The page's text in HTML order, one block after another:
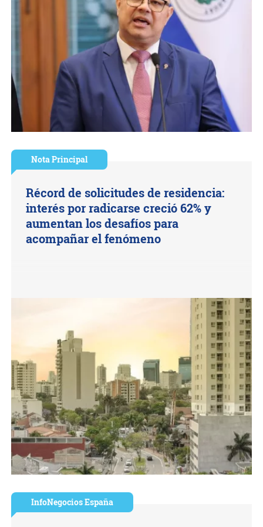
Nota Principal
Récord de solicitudes de residencia:
interés por radicarse creció 62% y
aumentan los desafíos para
acompañar el fenómeno
InfoNegocios España